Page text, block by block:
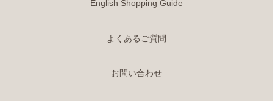
English Shopping Guide
よくあるご質問
お問い合わせ